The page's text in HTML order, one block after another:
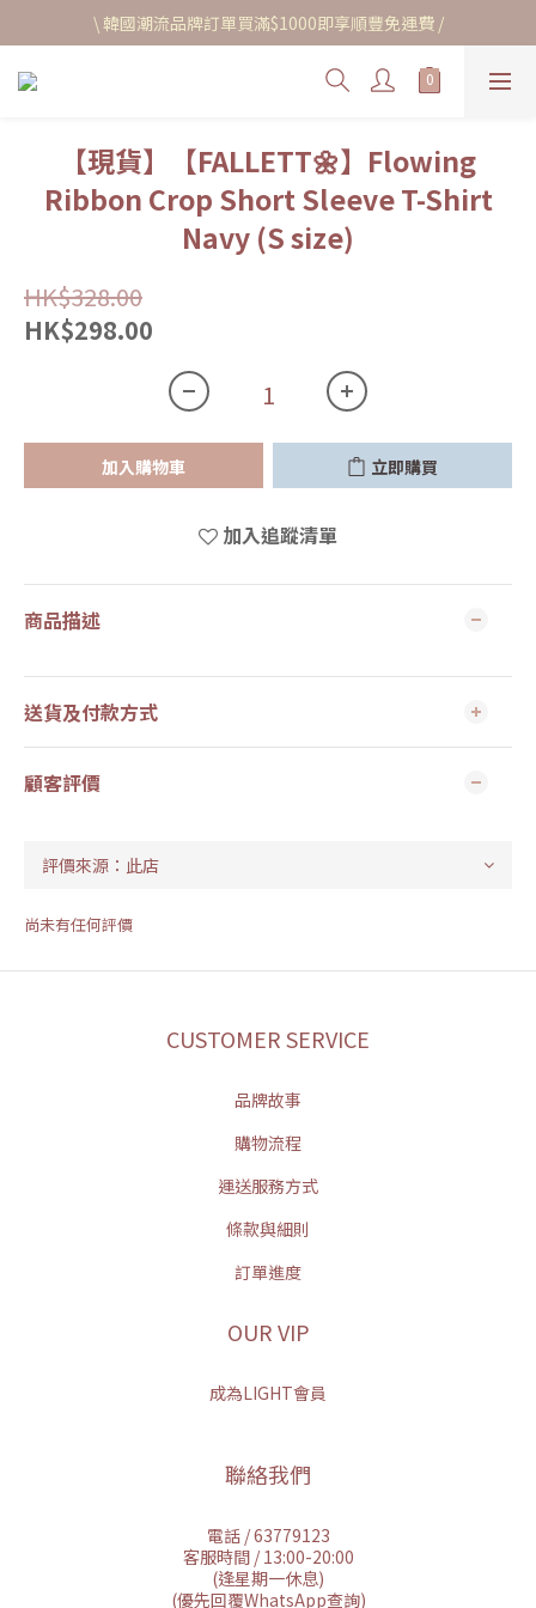
\ 韓國潮流品牌訂單買滿$1000即享順豐免運費 /
【現貨】【FALLETT🌼】Flowing
Ribbon Crop Short Sleeve T-Shirt
Navy (S size)
HK$328.00
HK$298.00
加入購物車 立即購買
加入追蹤清單
商品描述
送貨及付款方式
顧客評價
尚未有任何評價
CUSTOMER SERVICE
品牌故事
購物流程
運送服務方式
條款與細則
訂單進度
OUR VIP
成為LIGHT會員
聯絡我們
電話 / 63779123
客服時間 / 13:00-20:00
(逢星期一休息)
(優先回覆WhatsApp查詢)